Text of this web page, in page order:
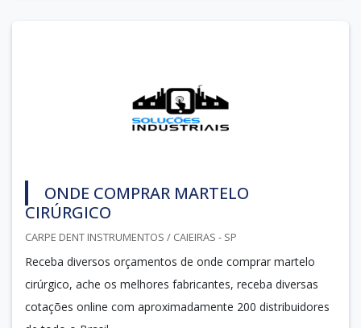
ONDE COMPRAR MARTELO
CIRÚRGICO
CARPE DENT INSTRUMENTOS / CAIEIRAS - SP
Receba diversos orçamentos de onde comprar martelo
cirúrgico, ache os melhores fabricantes, receba diversas
cotações online com aproximadamente 200 distribuidores